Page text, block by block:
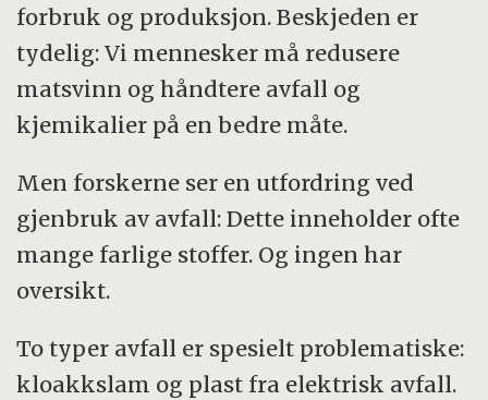
forbruk og produksjon. Beskjeden er
tydelig: Vi mennesker må redusere
matsvinn og håndtere avfall og
kjemikalier på en bedre måte.
Men forskerne ser en utfordring ved
gjenbruk av avfall: Dette inneholder ofte
mange farlige stoffer. Og ingen har
oversikt.
To typer avfall er spesielt problematiske:
kloakkslam og plast fra elektrisk avfall.